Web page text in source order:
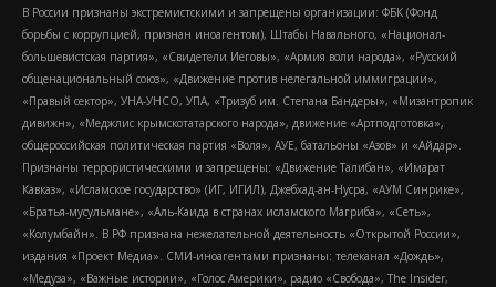
В России признаны экстремистскими и запрещены организации: ФБК (Фонд
борьбы с коррупцией, признан иноагентом), Штабы Навального, «Национал-
большевистская партия», «Свидетели Иеговы», «Армия воли народа», «Русский
общенациональный союз», «Движение против нелегальной иммиграции»,
«Правый сектор», УНА-УНСО, УПА, «Тризуб им. Степана Бандеры», «Мизантропик
дивижн», «Меджлис крымскотатарского народа», движение «Артподготовка»,
общероссийская политическая партия «Воля», АУЕ, батальоны «Азов» и «Айдар».
Признаны террористическими и запрещены: «Движение Талибан», «Имарат
Кавказ», «Исламское государство» (ИГ, ИГИЛ), Джебхад-ан-Нусра, «АУМ Синрике»,
«Братья-мусульмане», «Аль-Каида в странах исламского Магриба», «Сеть»,
«Колумбайн». В РФ признана нежелательной деятельность «Открытой России»,
издания «Проект Медиа». СМИ-иноагентами признаны: телеканал «Дождь»,
«Медуза», «Важные истории», «Голос Америки», радио «Свобода», The Insider,